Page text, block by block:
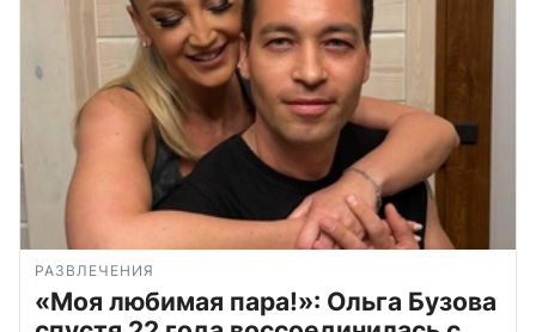
РАЗВЛЕЧЕНИЯ
«Моя любимая пара!»: Ольга Бузова